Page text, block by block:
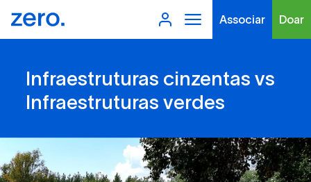
Associar Doar
Tipo de conteúdo
Infraestruturas cinzentas vs
Infraestruturas verdes